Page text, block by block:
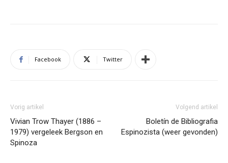
Facebook Twitter
Vorig artikel
Vivian Trow Thayer (1886 –
1979) vergeleek Bergson en
Spinoza
Volgend artikel
Boletín de Bibliografia
Espinozista (weer gevonden)